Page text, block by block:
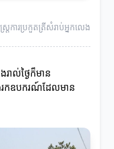
ការប្រកួតត្រីសំរាប់អ្នកលេង
ាល់ថ្ងៃក៏មាន
ងរកឧបករណ៍ដែលមាន